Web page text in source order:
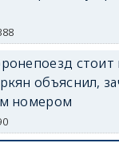
стоит
объяснил,
номером